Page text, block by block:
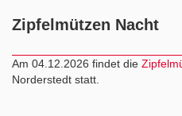
Zipfelmützen Nacht
Am 04.12.2026 findet die
Norderstedt statt.